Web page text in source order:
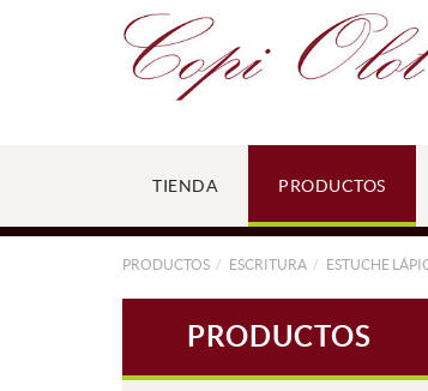
TIENDA PRODUCTOS
PRODUCTOS ESCRITURA ESTUCHE
PRODUCTOS